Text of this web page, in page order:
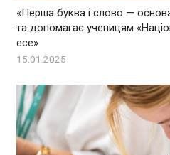
«Перша буква і слово —
та допомагає ученицям
есе»
15.01.2025